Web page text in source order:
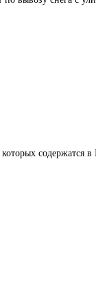
которых содержатся